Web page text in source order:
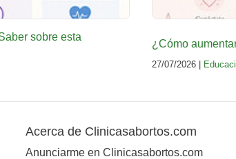
sobre esta
¿Cómo
27/07/2026 |
Acerca de Clinicasabortos.com
Anunciarme en Clinicasabortos.com